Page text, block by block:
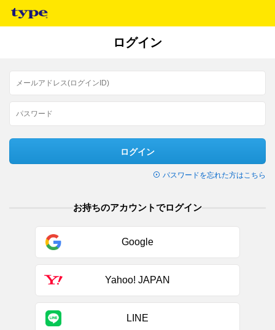
ログイン
ログイン
パスワードを忘れた方はこちら
お持ちのアカウントでログイン
Google
Yahoo! JAPAN
LINE